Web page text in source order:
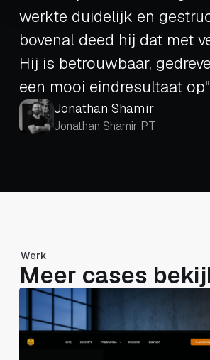
werkte duidelijk en
bovenal deed hij dat met
Hij is betrouwbaar,
een mooi eindresultaat op"
Jonathan Shamir
Jonathan Shamir PT
Werk
Meer cases